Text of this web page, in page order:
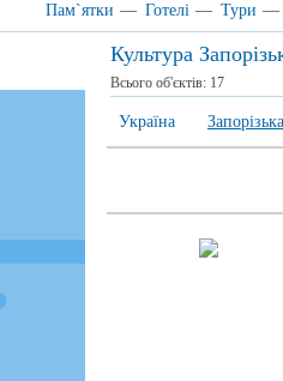
Пам`ятки — Готелі — Тури —
Культура
Всього об'єктів: 17
Україна